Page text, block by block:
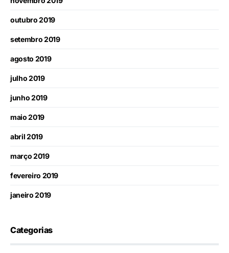
outubro 2019
setembro 2019
agosto 2019
julho 2019
junho 2019
maio 2019
abril 2019
março 2019
fevereiro 2019
janeiro 2019
Categorias